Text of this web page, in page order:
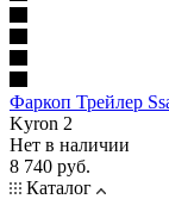
Фаркоп Трейлер
Kyron 2
Нет в наличии
8 740 руб.
Каталог